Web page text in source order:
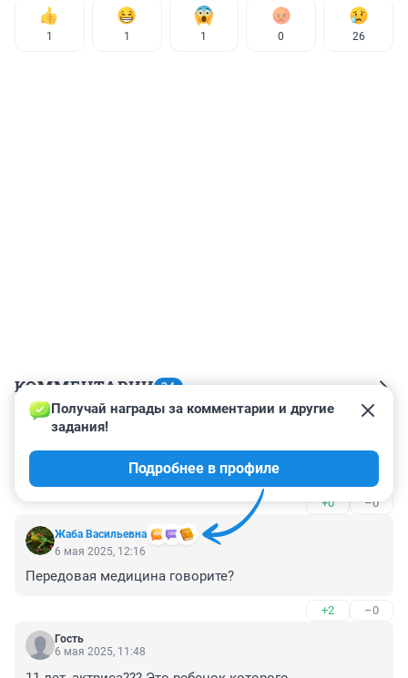
1 1 1 0 26
КОММЕНТАРИИ 34
Гость
Во всем виноваты транспереходы
+0 –0
Жаба Васильевна
Получай награды за комментарии и другие
задания!
Подробнее в профиле
6 мая 2025, 12:16
Передовая медицина говорите?
+2 –0
Гость
6 мая 2025, 11:48